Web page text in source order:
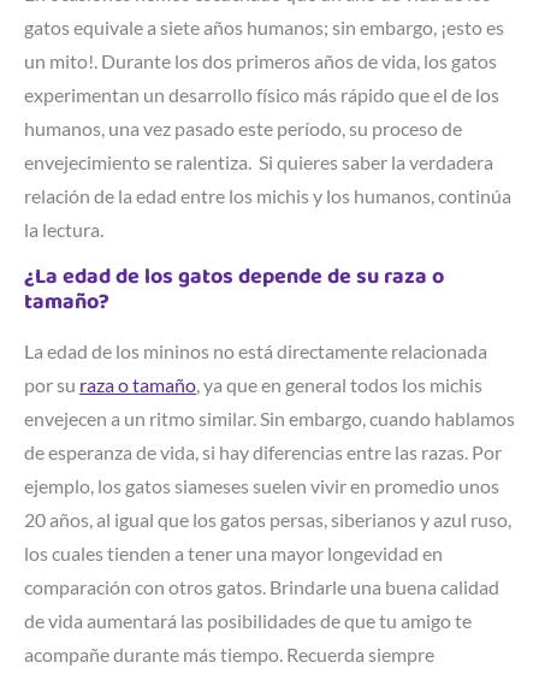
gatos equivale a siete años humanos; sin embargo, ¡esto es
un mito!. Durante los dos primeros años de vida, los gatos
experimentan un desarrollo físico más rápido que el de los
humanos, una vez pasado este período, su proceso de
envejecimiento se ralentiza. Si quieres saber la verdadera
relación de la edad entre los michis y los humanos, continúa
la lectura.
¿La edad de los gatos depende de su raza o
tamaño?
La edad de los mininos no está directamente relacionada
por su raza o tamaño , ya que en general todos los michis
envejecen a un ritmo similar. Sin embargo, cuando hablamos
de esperanza de vida, si hay diferencias entre las razas. Por
ejemplo, los gatos siameses suelen vivir en promedio unos
20 años, al igual que los gatos persas, siberianos y azul ruso,
los cuales tienden a tener una mayor longevidad en
comparación con otros gatos. Brindarle una buena calidad
de vida aumentará las posibilidades de que tu amigo te
acompañe durante más tiempo. Recuerda siempre